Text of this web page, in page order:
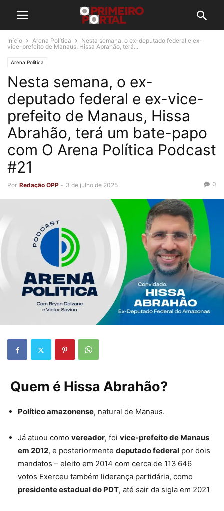
Início Arena Política
Nesta semana, o ex-deputado federal e ex-
vice-prefeito de Manaus, Hissa Abrahão, terá...
Arena Política
Nesta semana, o ex-
deputado federal e ex-vice-
prefeito de Manaus, Hissa
Abrahão, terá um bate-papo
com O Arena Política Podcast
#21
Por Redação OPP - 3 de julho de 2025 0
Quem é Hissa Abrahão?
Político amazonense, natural de Manaus.
Já atuou como vereador, foi vice‑prefeito de Manaus
em 2012, e posteriormente deputado federal por dois
mandatos – eleito em 2014 com cerca de 113 646
votos Exerceu também liderança partidária, como
presidente estadual do PDT, até sair da sigla em 2021